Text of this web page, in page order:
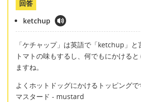
回答
ketchup
「ケチャップ」は英語で「ketchup」と
トマトの味もするし、何でもにかける
ますね。
よくホットドッグにかけるトッピングで
マスタード - mustard